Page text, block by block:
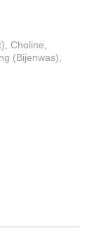
Choline,
(Bijenwas),